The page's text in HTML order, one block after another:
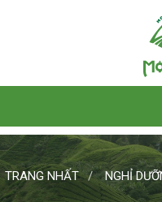
TRANG NHẤT NGHỈ